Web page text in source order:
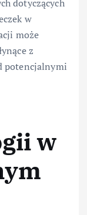
dotyczących
w
może
z
potencjalnymi
w